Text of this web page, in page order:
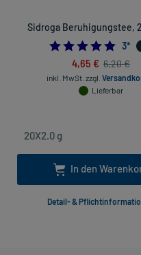
Sidroga Beruhigungstee,
5.0
3*
4,65 € 6,20 €
inkl. MwSt. zzgl.
Lieferbar
In den
Detail- &